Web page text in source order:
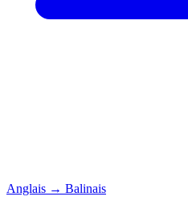
Anglais → Balinais